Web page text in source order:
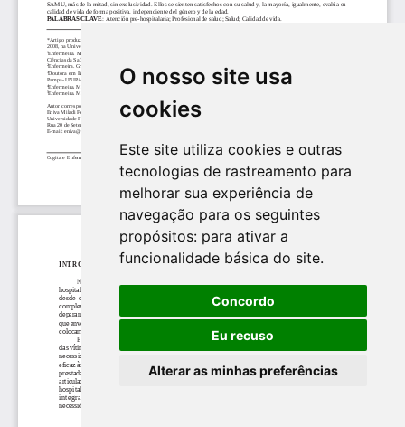
O nosso site usa
cookies
Este site utiliza cookies e outras
tecnologias de rastreamento para
melhorar sua experiência de
navegação para os seguintes
propósitos: para ativar a
funcionalidade básica do site.
Concordo
Eu recuso
Alterar as minhas preferências